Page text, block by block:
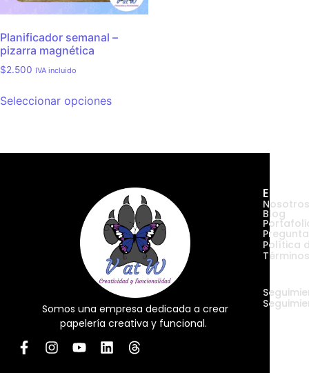
Planificador semanal –
pizarra magnética
$2.500 IVA incluido
Seleccionar opciones
Somos una empresa dedicada a crear
papelería creativa y funcional.
Nosotros
Blog
Política